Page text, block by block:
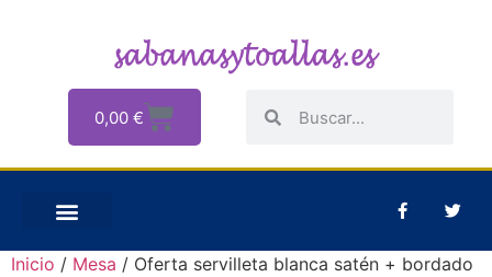
0,00 €
Inicio / Mesa / Oferta servilleta blanca satén + bordado